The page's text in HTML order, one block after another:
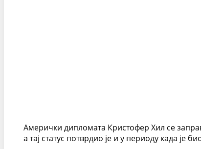
Амерички дипломата Кристофер Хил се
а тај статус потврдио је и у периоду када је